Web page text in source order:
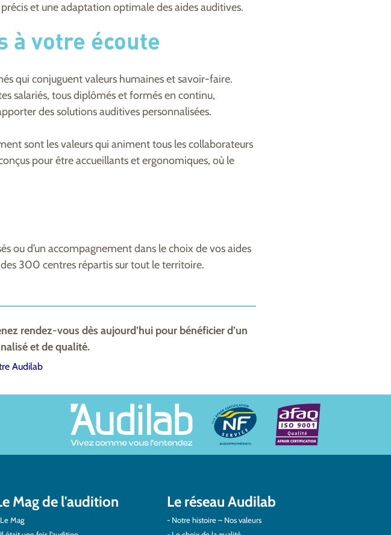
et une adaptation optimale des aides auditives.
à votre écoute
qui conjuguent valeurs humaines et savoir-faire.
salariés, tous diplômés et formés en continu,
des solutions auditives personnalisées.
sont les valeurs qui animent tous les collaborateurs
pour être accueillants et ergonomiques, où le
ou d’un accompagnement dans le choix de vos aides
300 centres répartis sur tout le territoire.
rendez-vous dès aujourd’hui pour bénéficier d’un
et de qualité.
Audilab
Mag de l'audition
Le Mag
Le réseau Audilab
Notre histoire – Nos valeurs